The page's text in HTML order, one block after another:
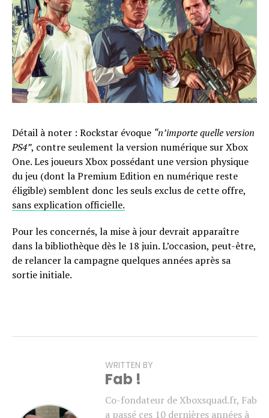
Détail à noter : Rockstar évoque “n’importe quelle version
PS4”, contre seulement la version numérique sur Xbox
One. Les joueurs Xbox possédant une version physique
du jeu (dont la Premium Edition en numérique reste
éligible) semblent donc les seuls exclus de cette offre,
sans explication officielle.
Pour les concernés, la mise à jour devrait apparaître
dans la bibliothèque dès le 18 juin. L’occasion, peut-être,
de relancer la campagne quelques années après sa
sortie initiale.
WRITTEN BY
Fab !
Co-fondateur de Xboxsquad.fr, Fab
a passé ces 10 dernières années à